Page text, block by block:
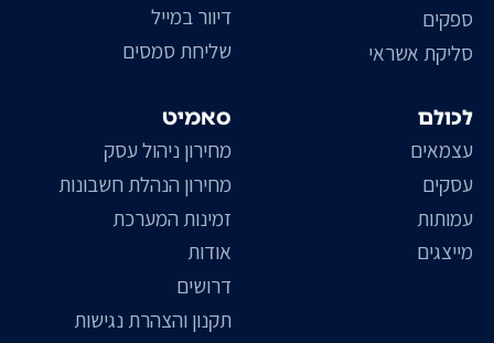
סאמיט
מחירון ניהול עסק
מחירון הנהלת חשבונות
זמינות המערכת
אודות
דרושים
תקנון והצהרת נגישות
דיוור במייל
שליחת סמסים
ספקים
סליקת אשראי
לכולם
עצמאים
עסקים
עמותות
מייצגים